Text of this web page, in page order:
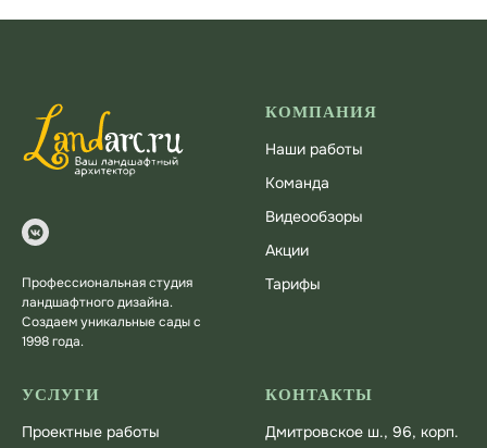
Профессиональная студия
ландшафтного дизайна.
Создаем уникальные сады с
1998 года.
КОМПАНИЯ
Наши работы
Команда
Видеообзоры
Акции
Тарифы
УСЛУГИ
Проектные работы
КОНТАКТЫ
Дмитровское ш., 96, корп.